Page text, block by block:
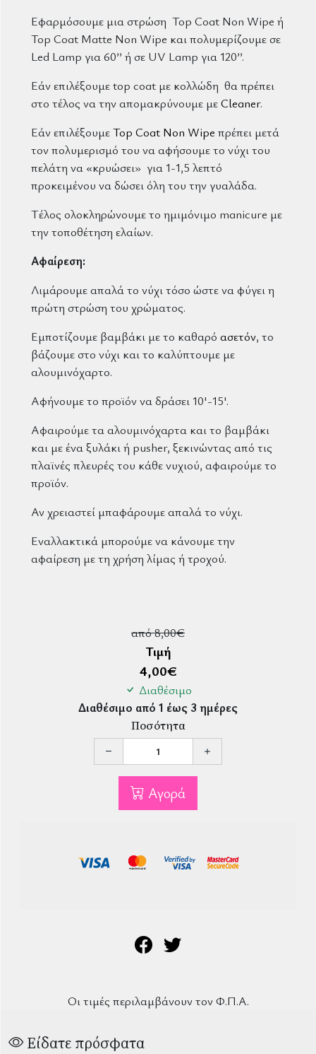
Εφαρμόσουμε μια στρώση Top Coat Non Wipe ή
Top Coat Matte Non Wipe και πολυμερίζουμε σε
Led Lamp για 60’’ ή σε UV Lamp για 120’’.
Εάν επιλέξουμε top coat με κολλώδη θα πρέπει
στο τέλος να την απομακρύνουμε μεCleaner.
Εάν επιλέξουμεTop Coat Non Wipe πρέπει μετά
τον πολυμερισμό του να αφήσουμε το νύχι του
πελάτη να «κρυώσει» για 1-1,5 λεπτό
προκειμένου να δώσει όλη του την γυαλάδα.
Τέλος ολοκληρώνουμε το ημιμόνιμο manicure με
την τοποθέτηση ελαίων.
Αφαίρεση:
Λιμάρουμε απαλά το νύχι τόσο ώστε να φύγει η
πρώτη στρώση του χρώματος.
Εμποτίζουμε βαμβάκι με το καθαρό ασετόν, το
βάζουμε στο νύχι και το καλύπτουμε με
αλουμινόχαρτο.
Αφήνουμε το προϊόν να δράσει 10'-15'.
Αφαιρούμε τα αλουμινόχαρτα και το βαμβάκι
και με ένα ξυλάκι ή pusher, ξεκινώντας από τις
πλαϊνές πλευρές του κάθε νυχιού, αφαιρούμε το
προϊόν.
Αν χρειαστεί μπαφάρουμε απαλά το νύχι.
Εναλλακτικά μπορούμε να κάνουμε την
αφαίρεση με τη χρήση λίμας ή τροχού.
από 8,00€
Τιμή
4,00€
Διαθέσιμο
Διαθέσιμο από 1 έως 3 ημέρες
Ποσότητα
Αγορά
Οι τιμές περιλαμβάνουν τον Φ.Π.Α.
Είδατε πρόσφατα